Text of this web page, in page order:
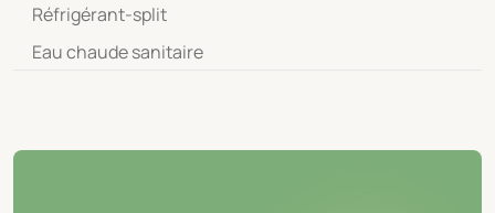
Réfrigérant-split
Eau chaude sanitaire